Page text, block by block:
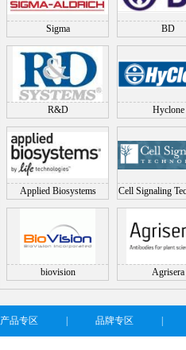
Sigma BD
R&D Hyclone
Applied Biosystems
Cell Signaling
(CST)
biovision Agrisera
产品专区 品牌专区